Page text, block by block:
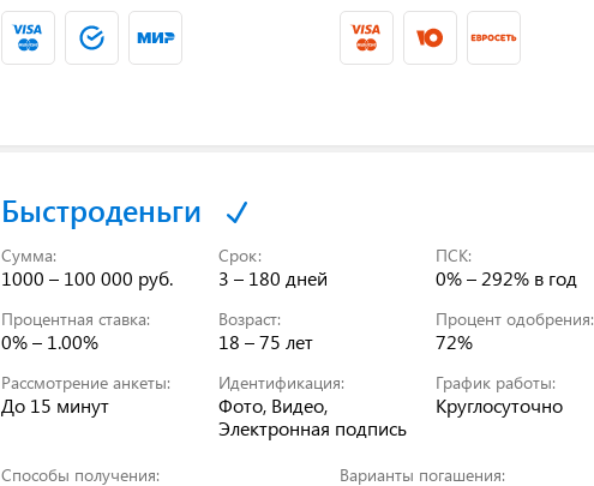
Быстроденьги
Сумма:
1000 – 100 000 руб.
Срок:
3 – 180 дней
ПСК:
0% – 292% в год
Процентная ставка:
0% – 1.00%
Возраст:
18 – 75 лет
Процент одобрения:
72%
Рассмотрение анкеты:
До 15 минут
Идентификация:
Фото, Видео,
Электронная подпись
График работы:
Круглосуточно
Способы получения: Варианты погашения: